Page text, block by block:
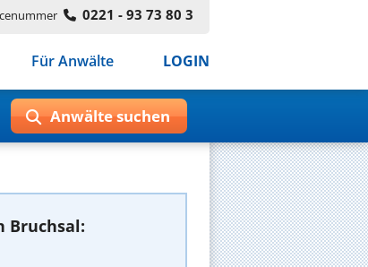
0221 - 93 73 80 3
Für Anwälte LOGIN
Bruchsal: